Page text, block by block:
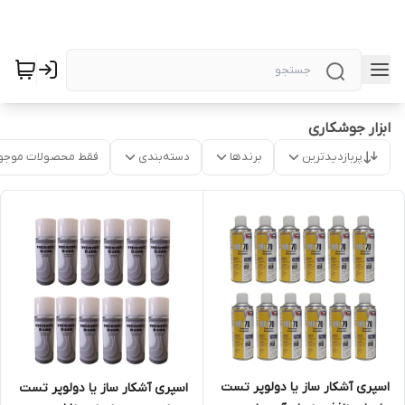
ابزار جوشکاری
پربازدیدترین برندها دسته‌بندی فقط محصولات
اسپری آشکار ساز یا دولوپر تست
اسپری آشکار ساز یا دولوپر تست